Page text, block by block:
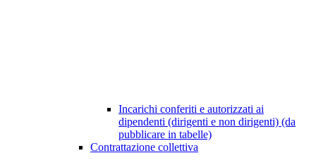
Incarichi conferiti e autorizzati ai
dipendenti (dirigenti e non dirigenti) (da
pubblicare in tabelle)
Contrattazione collettiva